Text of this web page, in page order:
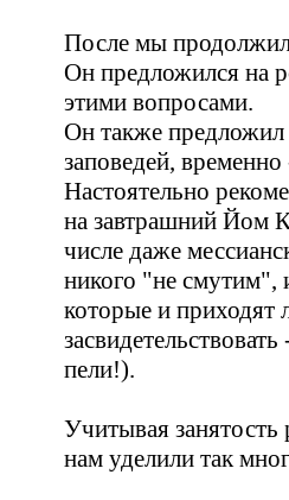
После мы
Он предложился на
этими вопросами.
Он также предложил
заповедей,
Настоятельно
на завтрашний Йом
числе даже
никого "не смутим",
которые и
пели!).
Учитывая
нам уделили так